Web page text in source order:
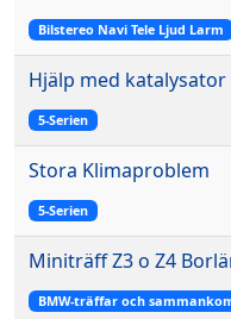
Bilstereo Navi Tele Ljud Larm
Hjälp med katalysator
5-Serien
Stora Klimaproblem
5-Serien
Miniträff Z3 o Z4
BMW-träffar och